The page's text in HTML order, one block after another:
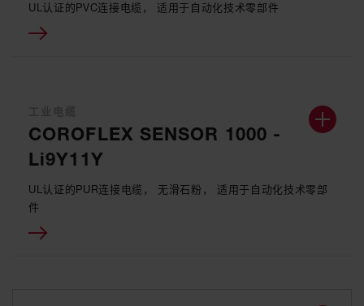
UL认证的PVC连接电缆， 适用于自动化技术零部件
COROFLEX SENSOR 1000 -
Li9Y11Y
UL认证的PUR连接电缆， 无滑石粉， 适用于自动化技术零部
件